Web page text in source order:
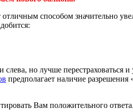
способом значительно
слева, но лучше перестраховаться
предполагает наличие
Вам положительного ответа.